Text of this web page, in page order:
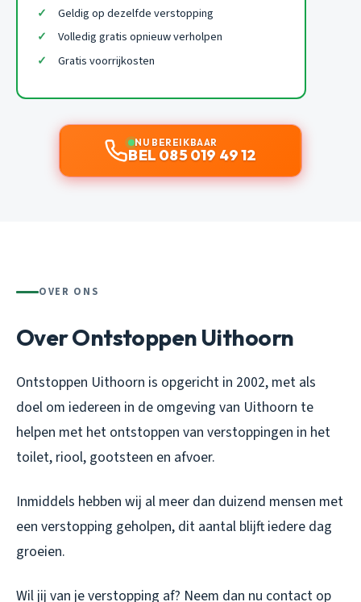
Geldig op dezelfde verstopping
Volledig gratis opnieuw verholpen
Gratis voorrijkosten
NU BEREIKBAAR
BEL 085 019 49 12
OVER ONS
Over Ontstoppen Uithoorn
Ontstoppen Uithoorn is opgericht in 2002, met als
doel om iedereen in de omgeving van Uithoorn te
helpen met het ontstoppen van verstoppingen in het
toilet, riool, gootsteen en afvoer.
Inmiddels hebben wij al meer dan duizend mensen met
een verstopping geholpen, dit aantal blijft iedere dag
groeien.
Wil jij van je verstopping af? Neem dan nu contact op